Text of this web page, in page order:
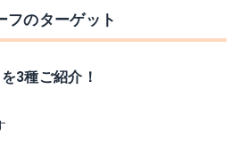
フのターゲット
3種ご紹介！